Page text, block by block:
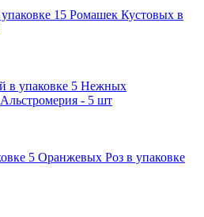
15 Ромашек Кустовых в
5 Нежных
Альстромерия - 5 шт
5 Оранжевых Роз в упаковке